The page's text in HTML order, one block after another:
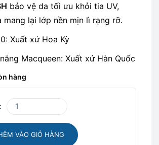
bảo vệ da tối ưu khỏi tia UV,
mang lại lớp nền mịn lì rạng rỡ.
Xuất xứ Hoa Kỳ
Macqueen: Xuất xứ Hàn Quốc
hàng
VÀO GIỎ HÀNG